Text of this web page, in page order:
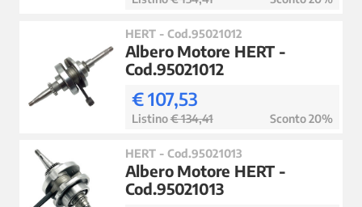
HERT - Cod.95021012
Albero Motore HERT -
Cod.95021012
€ 107,53
Listino€ 134,41 Sconto 20%
HERT - Cod.95021013
Albero Motore HERT -
Cod.95021013